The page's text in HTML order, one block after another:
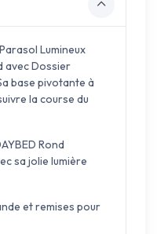
Lumineux
avec Dossier
base pivotante à
la course du
Rond
sa jolie lumière
et remises pour